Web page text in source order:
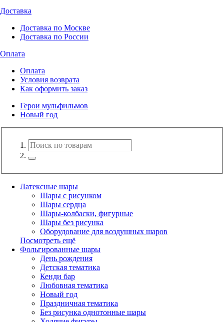
Доставка
Доставка по Москве
Доставка по России
Оплата
Оплата
Условия возврата
Как оформить заказ
Герои мульфильмов
Новый год
Латексные шары
Шары с рисунком
Шары сердца
Шары-колбаски, фигурные
Шары без рисунка
Оборудование для воздушных шаров
Посмотреть ещё
Фольгированные шары
День рождения
Детская тематика
Кенди бар
Любовная тематика
Новый год
Праздничная тематика
Без рисунка однотонные шары